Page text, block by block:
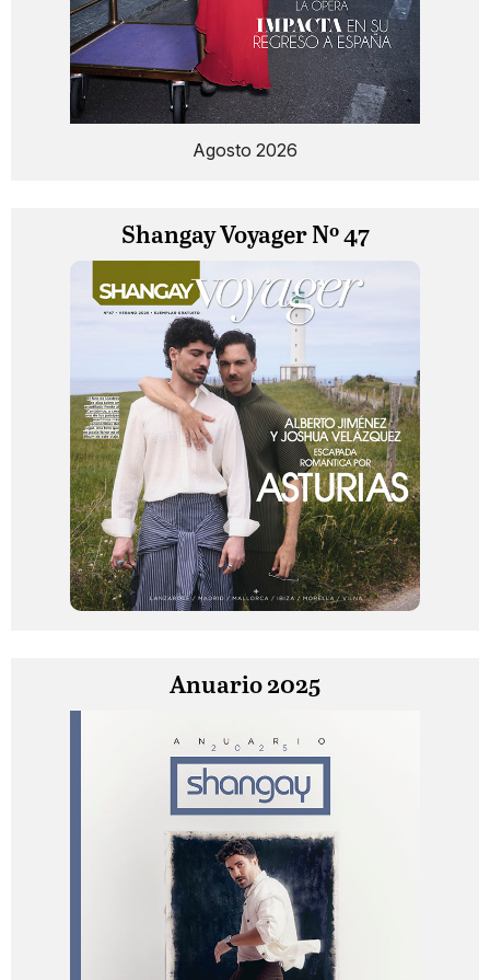
Agosto 2026
Shangay Voyager Nº 47
Anuario 2025